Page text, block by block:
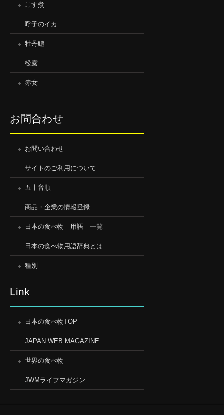
こす煮
呼子のイカ
牡丹鱧
松露
赤女
お問合わせ
お問い合わせ
サイトのご利用について
五十音順
商品・企業の情報登録
日本の食べ物 用語 一覧
日本の食べ物用語辞典とは
種別
Link
日本の食べ物TOP
JAPAN WEB MAGAZINE
世界の食べ物
JWMライフマガジン